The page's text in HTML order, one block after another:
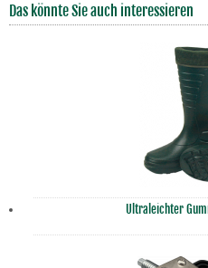
Das könnte Sie auch interessieren
Ultraleichter